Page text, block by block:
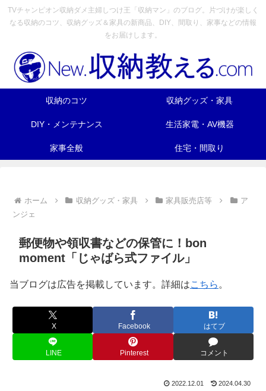
TVチャンピオン収納ダメ主婦しつけ王「収納マン」のブログ。片づけが楽しく
なる収納のコツ、収納グッズ＆家具の新商品、DIY、間取り、家事などの情報
をお届けします。
収納のコツ 収納グッズ・家具
DIY・メンテナンス 生活家電・AV機器
家事全般 住宅・間取り
ホーム 収納グッズ・家具 家具販売店等
ア
ンジェ
郵便物や領収書などの保管に！bon
moment「じゃばら式ファイル」
当ブログは広告を掲載しています。詳細はこちら 。
X Facebook はてブ
LINE Pinterest コメント
2022.12.01 2024.04.30